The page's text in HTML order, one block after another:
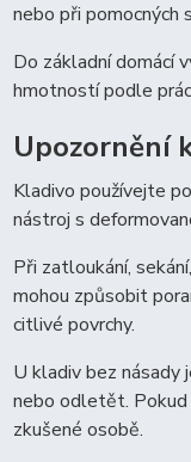
nebo při pomocných
Do základní domácí
hmotností podle
Upozornění
Kladivo používejte
nástroj s
Při zatloukání,
mohou způsobit
citlivé povrchy.
U kladiv bez násady
nebo odletět. Pokud
zkušené osobě.